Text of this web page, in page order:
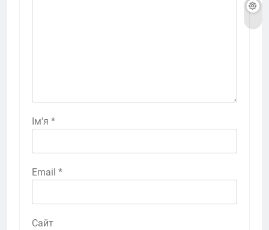
Ім'я *
Email *
Сайт